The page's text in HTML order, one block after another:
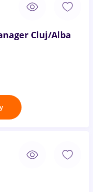
Cluj/Alba